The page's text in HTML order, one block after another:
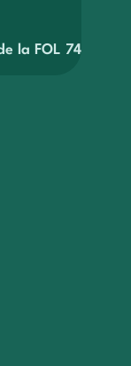
la FOL 74